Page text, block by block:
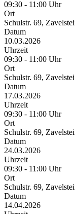
09:30 - 11:00 Uhr
Ort
Schulstr. 69,
Datum
10.03.2026
Uhrzeit
09:30 - 11:00 Uhr
Ort
Schulstr. 69,
Datum
17.03.2026
Uhrzeit
09:30 - 11:00 Uhr
Ort
Schulstr. 69,
Datum
24.03.2026
Uhrzeit
09:30 - 11:00 Uhr
Ort
Schulstr. 69,
Datum
14.04.2026